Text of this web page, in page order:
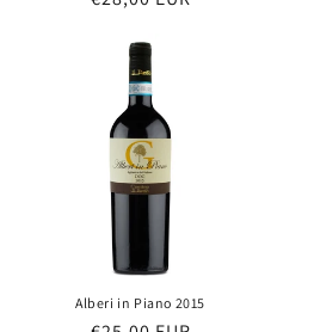
listino
Alberi in Piano 2015